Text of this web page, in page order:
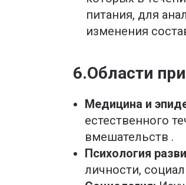
питания, для
изменения
6.Области
Медицина и
естественного
вмешательств .
Психология
личности,